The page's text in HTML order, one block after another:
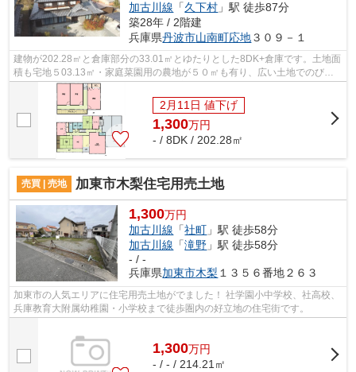
加古川線 「久下村 」駅 徒歩87分
築28年 / 2階建
兵庫県丹波市山南町応地３０９－１
建物が202.28㎡と倉庫部分の33.01㎡とゆたりとした8DK+倉庫です。土地面
積も宅地５03.13㎡・家庭菜園用の農地が５０㎡も有り、広い土地でのびの
び田舎暮らしが楽しめます。 建物も丁寧...
2月11日 値下げ
1,300万円
- / 8DK / 202.28㎡
売買 | 売地 加東市木梨住宅用売土地
1,300万円
加古川線 「社町 」駅 徒歩58分
加古川線 「滝野 」駅 徒歩58分
- / -
兵庫県加東市木梨 １３５６番地２６３
加東市の人気エリアに住宅用売土地がでました！ 社学園小中学校、社高校、
兵庫教育大附属幼稚園・小学校まで徒歩圏内の好立地の住宅街です。
1,300万円
- / - / 214.21㎡